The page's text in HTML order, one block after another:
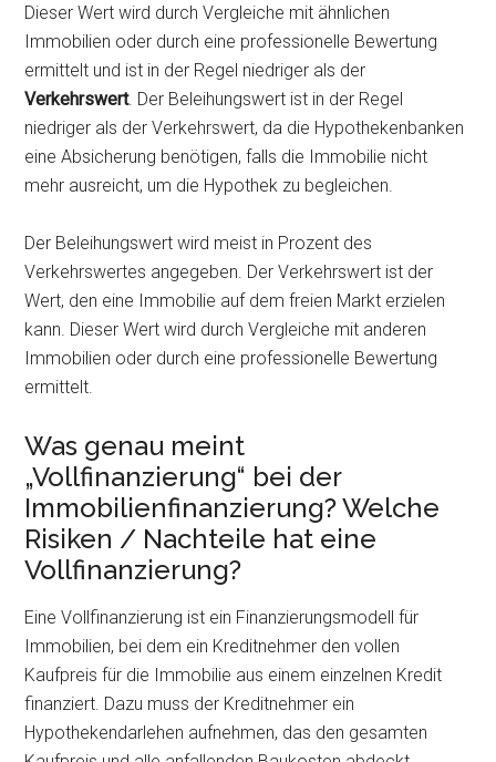
Dieser Wert wird durch Vergleiche mit ähnlichen
Immobilien oder durch eine professionelle Bewertung
ermittelt und ist in der Regel niedriger als der
Verkehrswert. Der Beleihungswert ist in der Regel
niedriger als der Verkehrswert, da die Hypothekenbanken
eine Absicherung benötigen, falls die Immobilie nicht
mehr ausreicht, um die Hypothek zu begleichen.
Der Beleihungswert wird meist in Prozent des
Verkehrswertes angegeben. Der Verkehrswert ist der
Wert, den eine Immobilie auf dem freien Markt erzielen
kann. Dieser Wert wird durch Vergleiche mit anderen
Immobilien oder durch eine professionelle Bewertung
ermittelt.
Was genau meint
„Vollfinanzierung“ bei der
Immobilienfinanzierung? Welche
Risiken / Nachteile hat eine
Vollfinanzierung?
Eine Vollfinanzierung ist ein Finanzierungsmodell für
Immobilien, bei dem ein Kreditnehmer den vollen
Kaufpreis für die Immobilie aus einem einzelnen Kredit
finanziert. Dazu muss der Kreditnehmer ein
Hypothekendarlehen aufnehmen, das den gesamten